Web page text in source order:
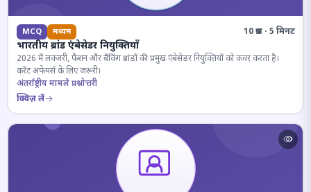
MCQ मध्यम 10 प्रश्न · 5 मिनट
भारतीय ब्रांड एंबेसेडर नियुक्तियाँ
2026 में लक्जरी, फैशन और बैंकिंग ब्रांडों की प्रमुख एंबेसेडर नियुक्तियों को कवर करता है।
करेंट अफेयर्स के लिए जरूरी।
अंतर्राष्ट्रीय मामले प्रश्नोत्तरी
क्विज़ लें